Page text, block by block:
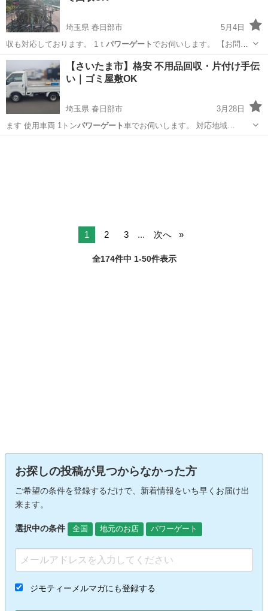
埼玉県 春日部市
5月4日
収も対応しております。 1ｔ パワーゲート でお伺いします。 【お問い
合…
埼玉 春日部市 不用品回収 無料
【さいたま市】格安 不用品回収・片付け手伝
い｜ゴミ屋敷OK
埼玉県 春日部市
3月28日
ます 使用車両 1トンパワーゲート 車でお伺いします。 対応地域…
1 2 3 ... 次へ
全174件中 1-50件表示
お探しの投稿が見つからなかった方
ご希望の条件を登録するだけで、新着情報をいち早くお届け出
来ます。
選択中の条件 全国 地元のお店 パワーゲート
ジモティーメルマガにも登録する